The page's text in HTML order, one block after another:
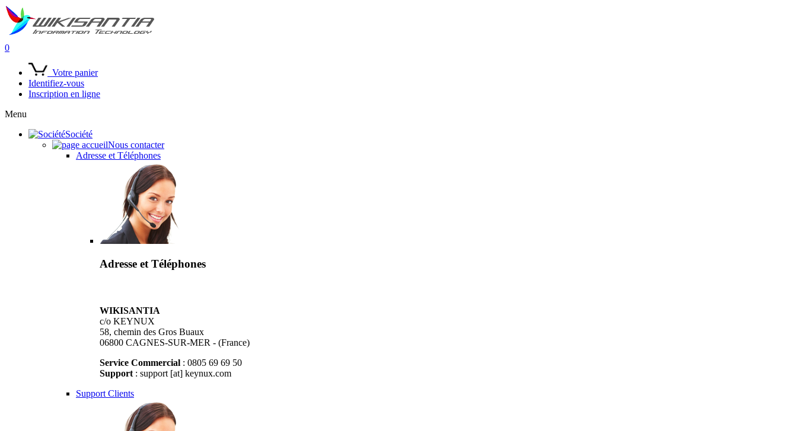
0
Votre panier
Identifiez-vous
Inscription en ligne
Menu
Société
Nous contacter
Adresse et Téléphones
Adresse et Téléphones
WIKISANTIA
c/o KEYNUX
58, chemin des Gros Buaux
06800 CAGNES-SUR-MER - (France)
Service Commercial : 0805 69 69 50
Support : support [at] keynux.com
Support Clients